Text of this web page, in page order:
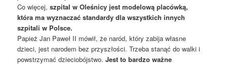
Co więcej,szpital w Oleśnicy jest modelową placówką,
która ma wyznaczać standardy dla wszystkich innych
szpitali w Polsce.
Papież Jan Paweł II mówił, że naród, który zabija własne
dzieci, jest narodem bez przyszłości. Trzeba stanąć do walki i
powstrzymać dzieciobójstwo.Jest to bardzo ważne